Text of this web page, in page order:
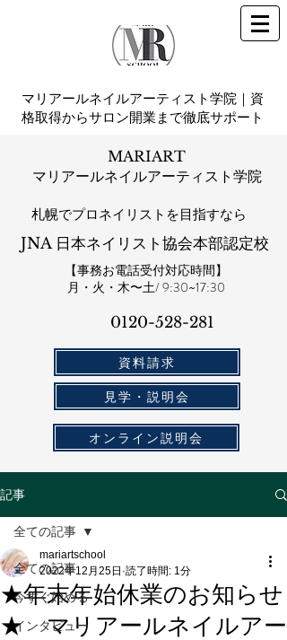
マリアールネイルアーティスト学院｜資
格取得からサロン開業まで徹底サポート
MARIART
マリアールネイルアーティスト学院
札幌​でプロネイリストを目指すなら
JNA 日本ネイリスト協会本部認定校
【事務お電話受付対応時間】
​月・火・木〜土/ 9:30~17:30
0120-528-281​
資料請求
見学・説明会
オンライン説明会
記事
全ての記事
今すぐ始める
インタビュー
全ての記事
★年末年始休業のお知らせ
★ マリアールネイルアー
mariartschool
2022年12月25日 読了時間: 1分